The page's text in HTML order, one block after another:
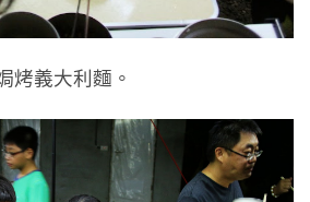
烤義大利麵。